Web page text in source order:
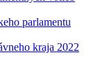
parlamentu
kraja 2022